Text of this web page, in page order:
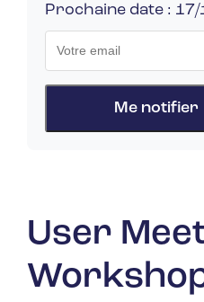
User
Prochaine date :
Me notifier